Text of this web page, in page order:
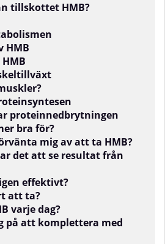
tillskottet HMB?
HMB
proteinnedbrytningen
bra för?
mig av att ta HMB?
det att se resultat från
effektivt?
att ta?
varje dag?
på att komplettera med